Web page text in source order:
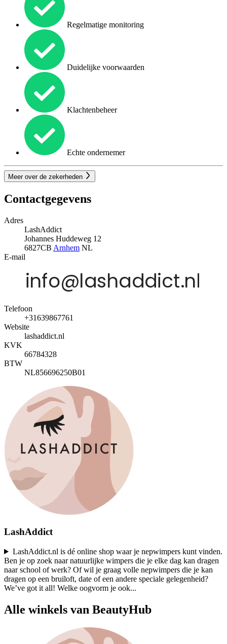
Regelmatige monitoring
Duidelijke voorwaarden
Klachtenbeheer
Echte ondernemer
Meer over de zekerheden
Contactgegevens
Adres
LashAddict
Johannes Huddeweg 12
6827CB Arnhem NL
E-mail
Telefoon
+31639867761
Website
lashaddict.nl
KVK
66784328
BTW
NL856696250B01
LashAddict
LashAddict.nl is dé online shop waar je nepwimpers kunt vinden.
Ben je op zoek naar natuurlijke wimpers die je elke dag kan dragen
naar school of werk? Of wil je graag volle nepwimpers die je kan
dragen op een bruiloft, date of een andere speciale gelegenheid?
We’ve got it all! Welke oogvorm je ook...
Alle winkels van BeautyHub